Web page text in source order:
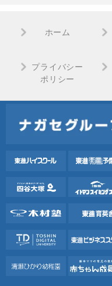
ホーム
プライバシー
ポリシー